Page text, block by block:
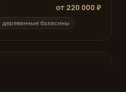
от 220 000 ₽
деревянные балясины